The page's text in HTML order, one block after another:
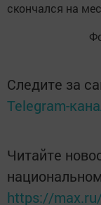
скончался на
Следите за
Telegram-
Читайте
https://